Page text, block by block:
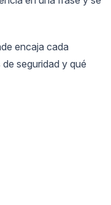
encaja cada
seguridad y qué